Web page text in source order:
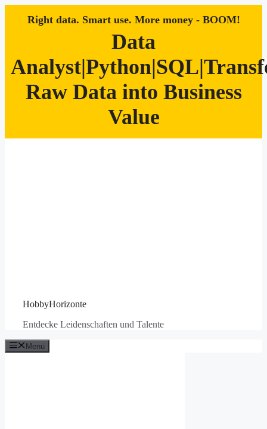
Right data. Smart use. More money - BOOM!
Data
Raw Data into Business
Value
HobbyHorizonte
Entdecke Leidenschaften und Talente
Menü